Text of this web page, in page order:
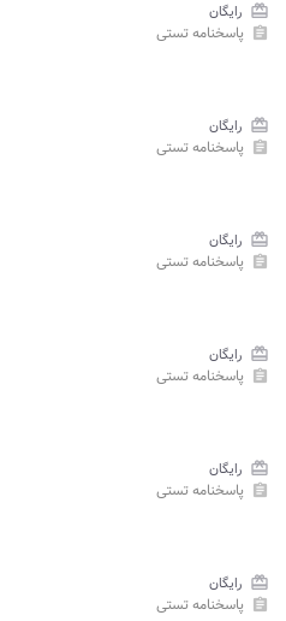
card_giftcard رایگان
assignment پاسخنامه تستی
card_giftcard رایگان
assignment پاسخنامه تستی
card_giftcard رایگان
assignment پاسخنامه تستی
card_giftcard رایگان
assignment پاسخنامه تستی
card_giftcard رایگان
assignment پاسخنامه تستی
card_giftcard رایگان
assignment پاسخنامه تستی